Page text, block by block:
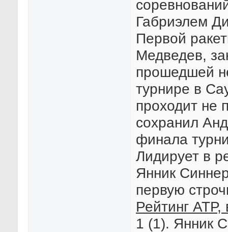
Габриэлем
Первой
Медведев,
прошедшей
турнире в
проходит не
сохранил
финала
Лидирует в
Янник
первую
Рейтинг АТР,
1 (1). Янник